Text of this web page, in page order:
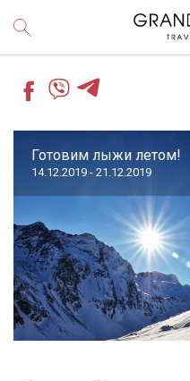
Готовим лыжи летом!
14.12.2019 - 21.12.2019